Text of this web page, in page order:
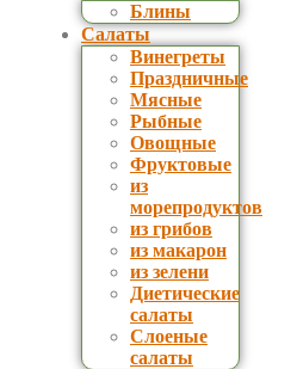
Блины
Салаты
Винегреты
Праздничные
Мясные
Рыбные
Овощные
Фруктовые
из
морепродуктов
из грибов
из макарон
из зелени
Диетические
салаты
Слоеные
салаты